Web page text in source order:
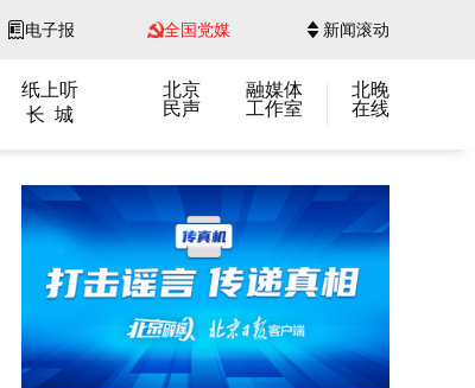
电子报 全国党媒 新闻滚动
纸上听
长 城
北京
民声
融媒体
工作室
北晚
在线